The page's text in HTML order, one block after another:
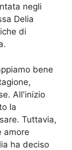
negli
Delia
di
bene
All'inizio
la
Tuttavia,
amore
ha deciso